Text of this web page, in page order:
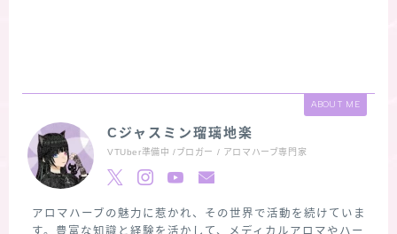
ABOUT ME
Cジャスミン瑠璃地楽
VTUber準備中 /ブロガー / アロマハーブ専門家
アロマハーブの魅力に惹かれ、その世界で活動を続けていま
す。豊富な知識と経験を活かして、メディカルアロマやハー